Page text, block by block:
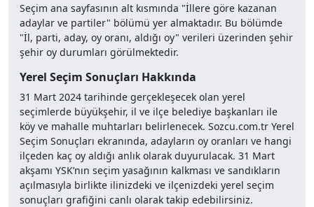
Seçim ana sayfasının alt kısmında "İllere göre kazanan
adaylar ve partiler" bölümü yer almaktadır. Bu bölümde
"İl, parti, aday, oy oranı, aldığı oy" verileri üzerinden şehir
şehir oy durumları görülmektedir.
Yerel Seçim Sonuçları Hakkında
31 Mart 2024 tarihinde gerçekleşecek olan yerel
seçimlerde büyükşehir, il ve ilçe belediye başkanları ile
köy ve mahalle muhtarları belirlenecek. Sozcu.com.tr Yerel
Seçim Sonuçları ekranında, adayların oy oranları ve hangi
ilçeden kaç oy aldığı anlık olarak duyurulacak. 31 Mart
akşamı YSK’nın seçim yasağının kalkması ve sandıkların
açılmasıyla birlikte ilinizdeki ve ilçenizdeki yerel seçim
sonuçları grafiğini canlı olarak takip edebilirsiniz.